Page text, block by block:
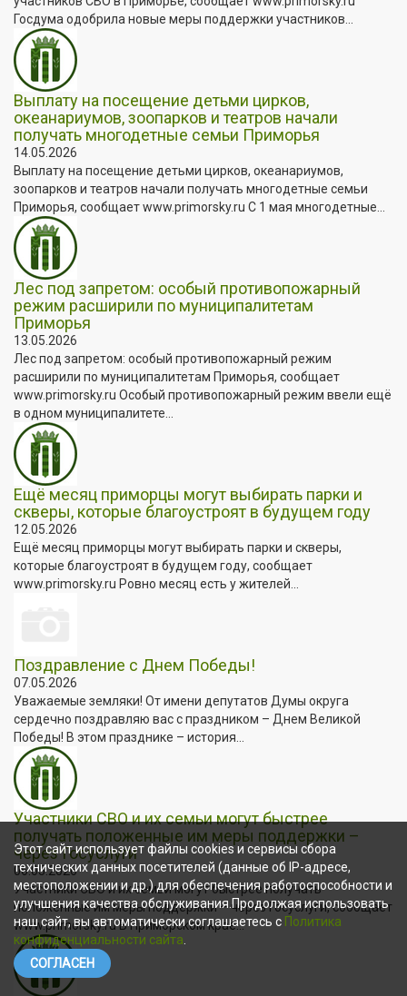
Госдума одобрила новые меры поддержки участников...
Выплату на посещение детьми цирков,
океанариумов, зоопарков и театров начали
получать многодетные семьи Приморья
14.05.2026
Выплату на посещение детьми цирков, океанариумов,
зоопарков и театров начали получать многодетные семьи
Приморья, сообщает www.primorsky.ru С 1 мая многодетные...
Лес под запретом: особый противопожарный
режим расширили по муниципалитетам
Приморья
13.05.2026
Лес под запретом: особый противопожарный режим
расширили по муниципалитетам Приморья, сообщает
www.primorsky.ru Особый противопожарный режим ввели ещё
в одном муниципалитете...
Ещё месяц приморцы могут выбирать парки и
скверы, которые благоустроят в будущем году
12.05.2026
Ещё месяц приморцы могут выбирать парки и скверы,
которые благоустроят в будущем году, сообщает
www.primorsky.ru Ровно месяц есть у жителей...
Поздравление с Днем Победы!
07.05.2026
Уважаемые земляки! От имени депутатов Думы округа
сердечно поздравляю вас с праздником – Днем Великой
Победы! В этом празднике – история...
Участники СВО и их семьи могут быстрее
получать положенные им меры поддержки –
через Госуслуги
06.05.2026
Участники СВО и их семьи могут быстрее получать
положенные им меры поддержки – через Госуслуги, сообщает
www.primorsky.ru В Приморском крае...
Этот сайт использует файлы cookies и сервисы сбора
технических данных посетителей (данные об IP-адресе,
местоположении и др.) для обеспечения работоспособности и
улучшения качества обслуживания.Продолжая использовать
наш сайт, вы автоматически соглашаетесь с Политика
конфиденциальности сайта
СОГЛАСЕН